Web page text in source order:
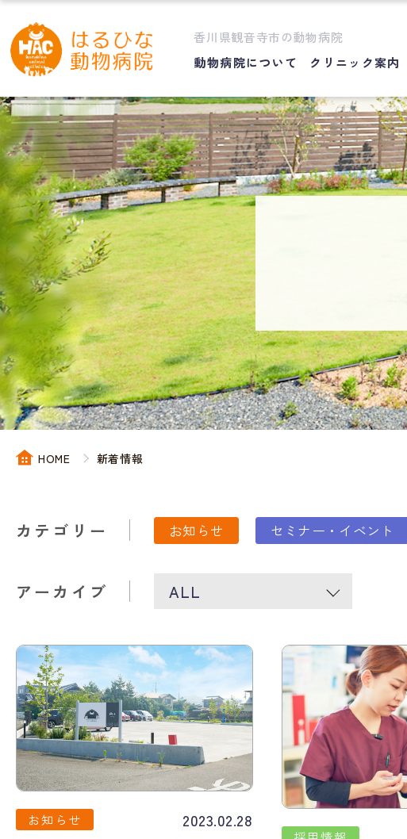
香川県観音寺市の動物病院
動物病院について
クリニック案内
HOME 新着情報
カテゴリー お知らせ セミナー・イベント
アーカイブ
お知らせ 2023.02.28